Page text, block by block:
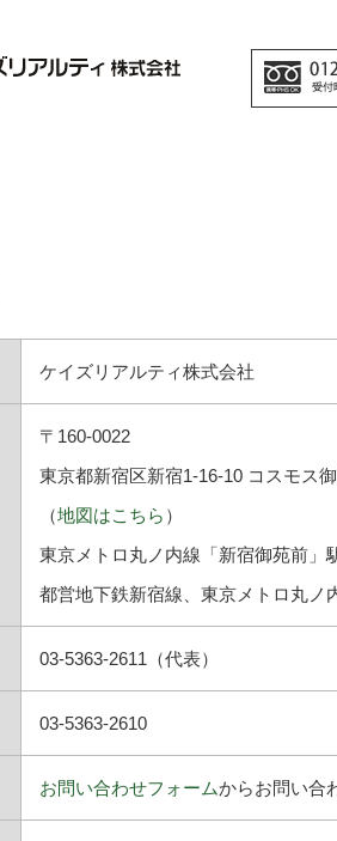
ケイズリアルティ株式会社
〒160-0022
東京都新宿区新宿1-16-10 コスモス
（地図はこちら ）
東京メトロ丸ノ内線「新宿御苑前」
都営地下鉄新宿線、東京メトロ丸ノ
03-5363-2611（代表）
03-5363-2610
お問い合わせフォームからお問い合